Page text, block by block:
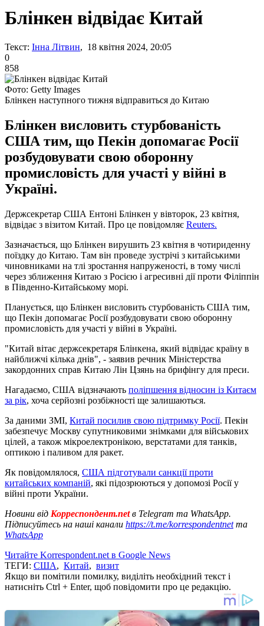
Блінкен відвідає Китай
Текст: Інна Літвин, 18 квітня 2024, 20:05
0
858
Фото: Getty Images
Блінкен наступного тижня відправиться до Китаю
Блінкен висловить стурбованість
США тим, що Пекін допомагає Росії
розбудовувати свою оборонну
промисловість для участі у війні в
Україні.
Держсекретар США Ентоні Блінкен у вівторок, 23 квітня,
відвідає з візитом Китай. Про це повідомляє Reuters.
Зазначається, що Блінкен вирушить 23 квітня в чотириденну
поїздку до Китаю. Там він проведе зустрічі з китайськими
чиновниками на тлі зростання напруженості, в тому числі
через зближення Китаю з Росією і агресивні дії проти Філіппін
в Південно-Китайському морі.
Планується, що Блінкен висловить стурбованість США тим,
що Пекін допомагає Росії розбудовувати свою оборонну
промисловість для участі у війні в Україні.
"Китай вітає держсекретаря Блінкена, який відвідає країну в
найближчі кілька днів", - заявив речник Міністерства
закордонних справ Китаю Лін Цзянь на брифінгу для преси.
Нагадаємо, США відзначають поліпшення відносин із Китаєм
за рік, хоча серйозні розбіжності ще залишаються.
За даними ЗМІ, Китай посилив свою підтримку Росії. Пекін
забезпечує Москву супутниковими знімками для військових
цілей, а також мікроелектронікою, верстатами для танків,
оптикою і паливом для ракет.
Як повідомлялося, США підготували санкції проти
китайських компаній, які підозрюються у допомозі Росії у
війні проти України.
Новини від Корреспондент.netв Telegram та WhatsApp.
Підписуйтесь на наші канали https://t.me/korrespondentnetта
WhatsApp
Читайте Korrespondent.net в Google News
ТЕГИ: США, Китай, визит
Якщо ви помітили помилку, виділіть необхідний текст і
натисніть Ctrl + Enter, щоб повідомити про це редакцію.